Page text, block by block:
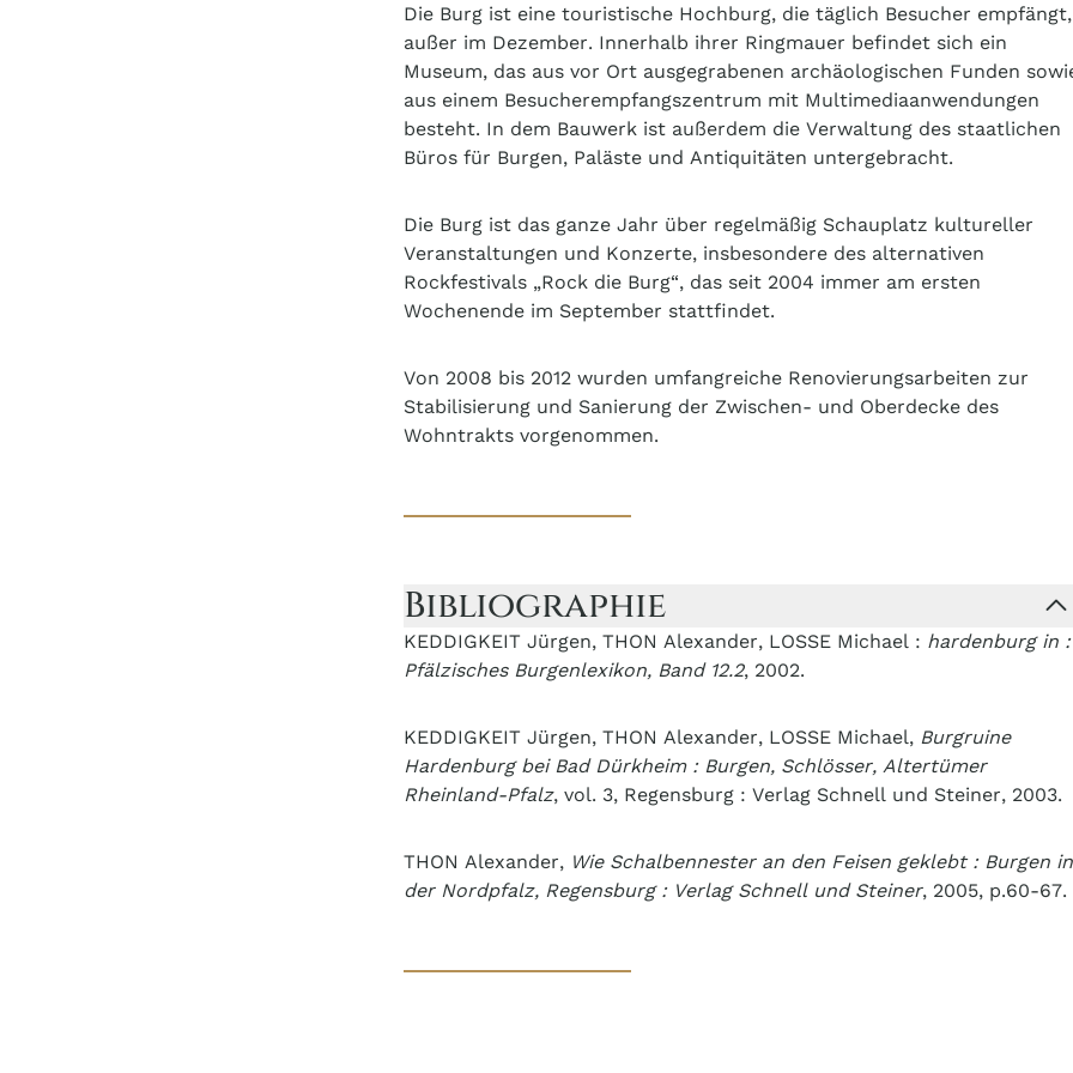
Die Burg ist eine touristische Hochburg, die täglich Besucher empfängt,
außer im Dezember. Innerhalb ihrer Ringmauer befindet sich ein
Museum, das aus vor Ort ausgegrabenen archäologischen Funden
aus einem Besucherempfangszentrum mit Multimediaanwendungen
besteht. In dem Bauwerk ist außerdem die Verwaltung des staatlichen
Büros für Burgen, Paläste und Antiquitäten untergebracht.
Die Burg ist das ganze Jahr über regelmäßig Schauplatz kultureller
Veranstaltungen und Konzerte, insbesondere des alternativen
Rockfestivals „Rock die Burg“, das seit 2004 immer am ersten
Wochenende im September stattfindet.
Von 2008 bis 2012 wurden umfangreiche Renovierungsarbeiten zur
Stabilisierung und Sanierung der Zwischen- und Oberdecke des
Wohntrakts vorgenommen.
Bibliographie
KEDDIGKEIT Jürgen, THON Alexander, LOSSE Michael : hardenburg in :
Pfälzisches Burgenlexikon, Band 12.2, 2002.
KEDDIGKEIT Jürgen, THON Alexander, LOSSE Michael, Burgruine
Hardenburg bei Bad Dürkheim : Burgen, Schlösser, Altertümer
Rheinland-Pfalz, vol. 3, Regensburg : Verlag Schnell und Steiner, 2003.
THON Alexander, Wie Schalbennester an den Feisen geklebt : Burgen in
der Nordpfalz, Regensburg : Verlag Schnell und Steiner, 2005, p.60-67.